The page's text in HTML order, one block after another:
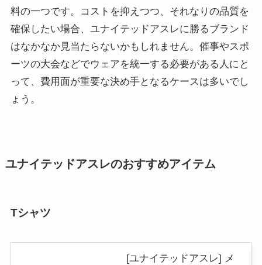
料の一つです。コストを抑えつつ、それなりの品質を
確保したい場合、ユナイテッドアスレに勝るブランド
はなかなか見当たらないかもしれません。催事やスポ
ーツの大会などでウェアを統一する必要がある人にと
って、費用面が重要な決め手となるケースは多いでし
ょう。
ユナイテッドアスレのおすすめアイテム
Tシャツ
[ユナイテッドアスレ] メ